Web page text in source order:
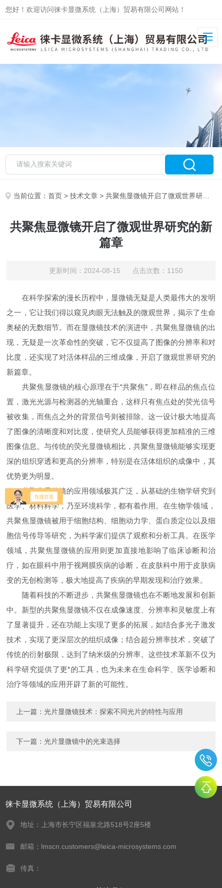
您好！欢迎访问徕卡显微系统（上海）贸易有限公司网站！
当前位置：首页 >技术文章 > 共聚焦显微镜开启了微观世界研究的新篇章
共聚焦显微镜开启了微观世界研究的新
篇章
更新时间：2024-08-15 点击次数：1150
在科学探索的漫长历程中，显微镜无疑是人类最伟大的发明
之一，它让我们得以窥见肉眼无法触及的微观世界，揭示了生命
奥秘的无数细节。而在显微镜技术的演进中，共聚焦显微镜的出
现，无疑是一次革命性的突破，它不仅提高了图像的分辨率和对
比度，还实现了对活体样品的三维成像，开启了微观世界研究的
新篇章。
共聚焦显微镜的核心原理在于“共聚焦”，即在样品的焦点位
置，激光光源与检测器的光轴重合，这样只有焦点处的荧光信号
被收集，而焦点之外的背景信号则被排除。这一设计极大地提高
了图像的清晰度和对比度，使研究人员能够获得更加精准的三维
图像信息。与传统的荧光显微镜相比，共聚焦显微镜能够实现更
深的组织穿透和更高的分辨率，特别是在活体组织的成像中，其
优势更为明显。
共聚焦显微镜的应用领域极其广泛，从基础的生物学研究到
医学、材料科学，乃至环境科学，都有着作用。在生物学领域，
共聚焦显微镜被用于细胞结构、细胞动力学、蛋白质定位以及细
胞信号传导等研究，为科学家们提供了观察和分析工具。在医学
领域，共聚焦显微镜的应用则更加直接地影响了临床诊断和治
疗，如在眼科中用于视网膜疾病的诊断，在皮肤科中用于皮肤病
变的无创检测等，极大地提高了疾病的早期发现和治疗效果。
随着科技的不断进步，共聚焦显微镜也在不断地发展和创新
中。新型的共聚焦显微镜不仅在成像速度、分辨率和灵敏度上有
了显著提升，还在功能上实现了更多的拓展，如结合多光子激发
技术，实现了更深层次的组织成像；结合超分辨率技术，突破了
传统的衍射极限，达到了纳米级的分辨率。这些技术革新不仅为
科学研究提供了更*的工具，也为未来在生命科学、医学诊断和
治疗等领域的应用开辟了新的可能性。
上一篇：光片显微镜技术：探索不同光片的特性与应用
下一篇：光片显微镜中的光束选择
徕卡显微系统（上海）贸易有限公司
地址：上海市长宁区福泉北路518号2座5楼
邮箱：lmscn.customers@leica-microsystems.com
传真：